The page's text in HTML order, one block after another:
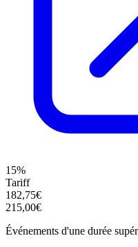
15%
Tariff
182,75€
215,00€
Événements d'une durée